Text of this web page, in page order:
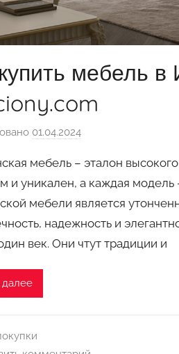
мебель
01.04.2024а
т
о
р
о
м
o
мебель – эталон
и уникален, а каждая
мебели является
надежность и
век. Они чтут традиции и
далее